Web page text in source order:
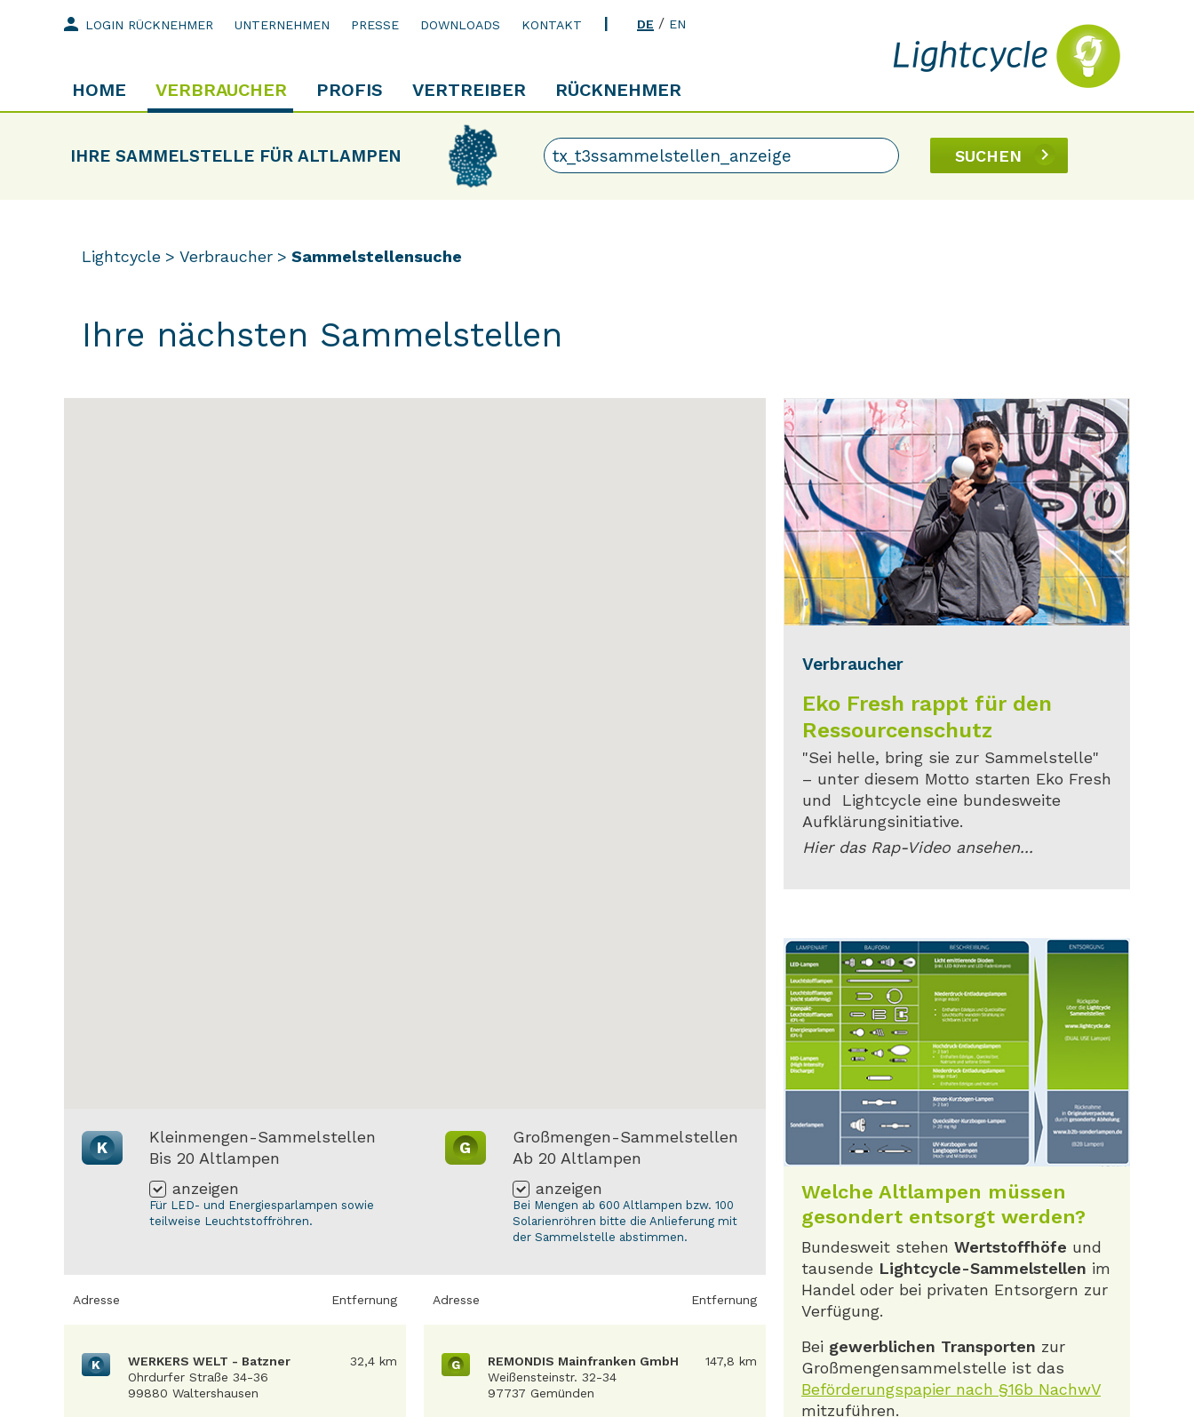
HOME VERBRAUCHER PROFIS VERTREIBER RÜCKNEHMER
person LOGIN RÜCKNEHMER UNTERNEHMEN PRESSE DOWNLOADS KONTAKT DE / EN
IHRE SAMMELSTELLE FÜR ALTLAMPEN SUCHEN
Lightcycle Verbraucher Sammelstellensuche
Ihre nächsten Sammelstellen
K
Kleinmengen-Sammelstellen
Bis 20 Altlampen
anzeigen
Für LED- und Energiesparlampen sowie
teilweise Leuchtstoffröhren.
G
Großmengen-Sammelstellen
Ab 20 Altlampen
anzeigen
Bei Mengen ab 600 Altlampen bzw. 100
Solarienröhren bitte die Anlieferung mit
der Sammelstelle abstimmen.
Adresse Entfernung
K
WERKERS WELT - Batzner
Ohrdurfer Straße 34-36
99880 Waltershausen
32,4 km
Adresse Entfernung
G
REMONDIS Mainfranken GmbH
Weißensteinstr. 32-34
97737 Gemünden
147,8 km
Verbraucher
Eko Fresh rappt für den
Ressourcenschutz
"Sei helle, bring sie zur Sammelstelle"
– unter diesem Motto starten Eko Fresh
und Lightcycle eine bundesweite
Aufklärungsinitiative.
Hier das Rap-Video ansehen...
Welche Altlampen müssen
gesondert entsorgt werden?
Bundesweit stehen Wertstoffhöfe und
tausende Lightcycle-Sammelstellen im
Handel oder bei privaten Entsorgern zur
Verfügung.
Bei gewerblichen Transporten zur
Großmengensammelstelle ist das
Beförderungspapier nach §16b NachwV
mitzuführen.